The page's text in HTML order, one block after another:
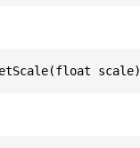
scale)